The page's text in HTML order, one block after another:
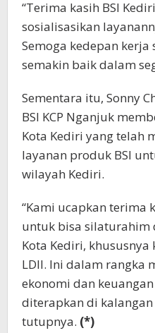
“Terima kasih BSI
sosialisasikan
Semoga kedepan kerja
semakin baik dalam
Sementara itu, Sonny
BSI KCP Nganjuk
Kota Kediri yang telah
layanan produk BSI
wilayah Kediri.
“Kami ucapkan terima
untuk bisa silaturahim
Kota Kediri,
LDII. Ini dalam rangka
ekonomi dan
diterapkan di kalangan
tutupnya. (*)